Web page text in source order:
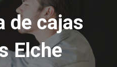
de cajas
Elche